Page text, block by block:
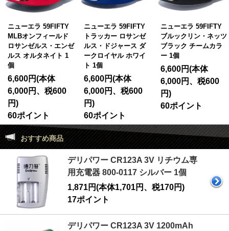
ニューエラ 59FIFTY
MLBオンフィールド
ロサンゼルス・エンゼ
ルス オルタネイト 1
個
6,600円(本体
6,000円、税600
円)
60ポイント
ニューエラ 59FIFTY
トラッカー ロサンゼ
ルス・ドジャース ダ
ークロイヤル ホワイ
ト 1個
6,600円(本体
6,000円、税600
円)
60ポイント
ニューエラ 59FIFTY
ブルックリン・ネッツ
ブラック チームカラ
ー 1個
6,600円(本体
6,000円、税600
円)
60ポイント
おすすめ商品
デリパワー CR123A 3V リチウム専
用充電器 800-0117 シルバー 1個
1,871円(本体1,701円、税170円)
17ポイント
デリパワー CR123A 3V 1200mAh